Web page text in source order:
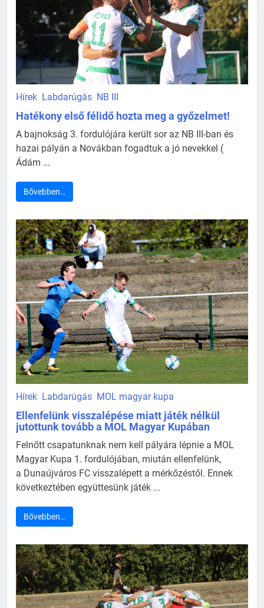
Hírek Labdarúgás NB III
Hatékony első félidő hozta meg a győzelmet!
A bajnokság 3. fordulójára került sor az NB III-ban és
hazai pályán a Novákban fogadtuk a jó nevekkel (
Ádám ...
Bővebben…
Hírek Labdarúgás MOL magyar kupa
Ellenfelünk visszalépése miatt játék nélkül
jutottunk tovább a MOL Magyar Kupában
Felnőtt csapatunknak nem kell pályára lépnie a MOL
Magyar Kupa 1. fordulójában, miután ellenfelünk,
a Dunaújváros FC visszalépett a mérkőzéstől. Ennek
következtében együttesünk játék ...
Bővebben…